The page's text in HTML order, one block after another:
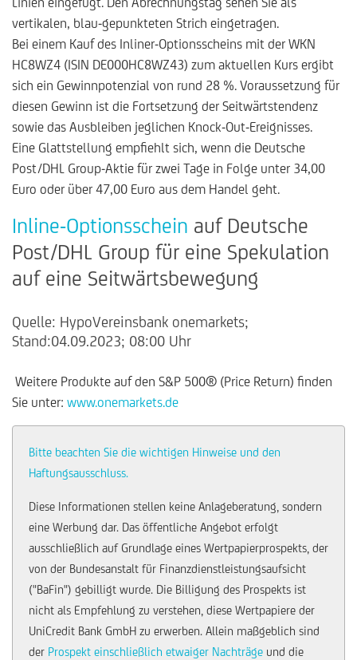
vertikalen, blau-gepunkteten Strich eingetragen.
Bei einem Kauf des Inliner-Optionsscheins mit der WKN
HC8WZ4 (ISIN DE000HC8WZ43) zum aktuellen Kurs ergibt
sich ein Gewinnpotenzial von rund 28 %. Voraussetzung für
diesen Gewinn ist die Fortsetzung der Seitwärtstendenz
sowie das Ausbleiben jeglichen Knock-Out-Ereignisses.
Eine Glattstellung empfiehlt sich, wenn die Deutsche
Post/DHL Group-Aktie für zwei Tage in Folge unter 34,00
Euro oder über 47,00 Euro aus dem Handel geht.
Inline-Optionsschein auf Deutsche
Post/DHL Group für eine Spekulation
auf eine Seitwärtsbewegung
Quelle: HypoVereinsbank onemarkets;
Stand:04.09.2023; 08:00 Uhr
Weitere Produkte auf den S&P 500® (Price Return) finden
Sie unter: www.onemarkets.de
Bitte beachten Sie die wichtigen Hinweise und den
Haftungsausschluss.
Diese Informationen stellen keine Anlageberatung, sondern
eine Werbung dar. Das öffentliche Angebot erfolgt
ausschließlich auf Grundlage eines Wertpapierprospekts, der
von der Bundesanstalt für Finanzdienstleistungsaufsicht
("BaFin") gebilligt wurde. Die Billigung des Prospekts ist
nicht als Empfehlung zu verstehen, diese Wertpapiere der
UniCredit Bank GmbH zu erwerben. Allein maßgeblich sind
der Prospekt einschließlich etwaiger Nachträge und die